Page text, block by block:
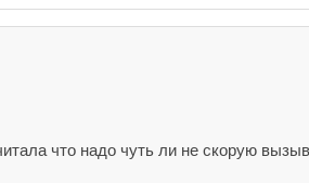
что надо чуть ли не скорую